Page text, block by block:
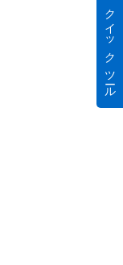
クイック ツール